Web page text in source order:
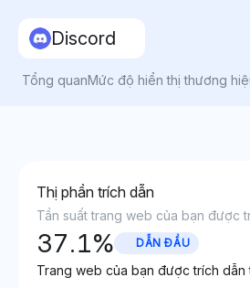
Discord
Tổng quanMức độ hiển thị thương
Thị phần trích dẫn
Tần suất trang web của bạn được
37.1% DẪN ĐẦU
Trang web của bạn được trích dẫn